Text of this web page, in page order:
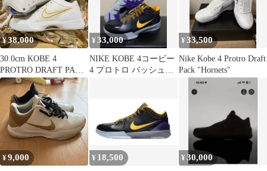
¥38,000
30.0cm KOBE 4
PROTRO DRAFT PACK
WARRIORS
¥33,000
NIKE KOBE 4コービー
4 プロトロ バッシュ
¥33,500
Nike Kobe 4 Protro Draft
Pack "Hornets"
¥9,000 ¥ 18,500 ¥30,000